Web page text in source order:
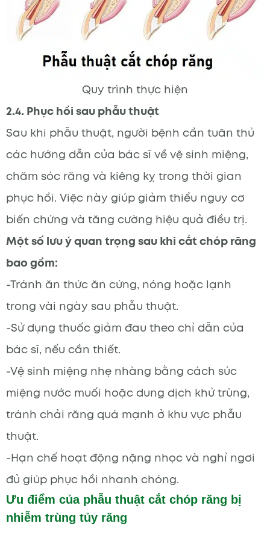
Quy trình thực hiện
2.4. Phục hồi sau phẫu thuật
Sau khi phẫu thuật, người bệnh cần tuân thủ
các hướng dẫn của bác sĩ về vệ sinh miệng,
chăm sóc răng và kiêng kỵ trong thời gian
phục hồi. Việc này giúp giảm thiểu nguy cơ
biến chứng và tăng cường hiệu quả điều trị.
Một số lưu ý quan trọng sau khi cắt chóp răng
bao gồm:
-Tránh ăn thức ăn cứng, nóng hoặc lạnh
trong vài ngày sau phẫu thuật.
-Sử dụng thuốc giảm đau theo chỉ dẫn của
bác sĩ, nếu cần thiết.
-Vệ sinh miệng nhẹ nhàng bằng cách súc
miệng nước muối hoặc dung dịch khử trùng,
tránh chải răng quá mạnh ở khu vực phẫu
thuật.
-Hạn chế hoạt động nặng nhọc và nghỉ ngơi
đủ giúp phục hồi nhanh chóng.
Ưu điểm của phẫu thuật cắt chóp răng bị
nhiễm trùng tủy răng